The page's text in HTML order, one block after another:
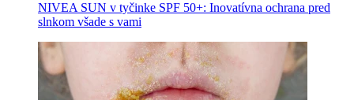
NIVEA SUN v tyčinke SPF 50+: Inovatívna ochrana pred
slnkom všade s vami